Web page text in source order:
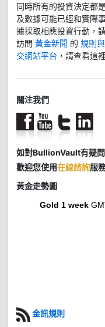
同時所有的投資決定都
及數據可能已經和實際
據採取相應投資行動，
訪問 黃金新聞 的 規則
交網站平台 ，請查看這
關注我們
如對BullionVault有疑問
歡迎您使用在線諮詢服
黃金走勢圖
Gold 1 week
金訊規則